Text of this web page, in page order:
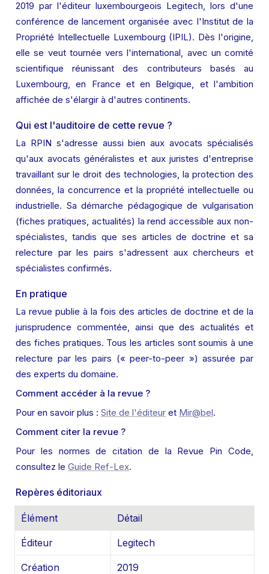
2019 par l'éditeur luxembourgeois Legitech, lors d'une
conférence de lancement organisée avec l'Institut de la
Propriété Intellectuelle Luxembourg (IPIL). Dès l'origine,
elle se veut tournée vers l'international, avec un comité
scientifique réunissant des contributeurs basés au
Luxembourg, en France et en Belgique, et l'ambition
affichée de s'élargir à d'autres continents.
Qui est l'auditoire de cette revue ?
La RPIN s'adresse aussi bien aux avocats spécialisés
qu'aux avocats généralistes et aux juristes d'entreprise
travaillant sur le droit des technologies, la protection des
données, la concurrence et la propriété intellectuelle ou
industrielle. Sa démarche pédagogique de vulgarisation
(fiches pratiques, actualités) la rend accessible aux non-
spécialistes, tandis que ses articles de doctrine et sa
relecture par les pairs s'adressent aux chercheurs et
spécialistes confirmés.
En pratique
La revue publie à la fois des articles de doctrine et de la
jurisprudence commentée, ainsi que des actualités et
des fiches pratiques. Tous les articles sont soumis à une
relecture par les pairs (« peer-to-peer ») assurée par
des experts du domaine.
Comment accéder à la revue ?
Pour en savoir plus : Site de l'éditeur et Mir@bel.
Comment citer la revue ?
Pour les normes de citation de la Revue Pin Code,
consultez le Guide Ref-Lex.
Repères éditoriaux
Élément Détail
Éditeur Legitech
Création 2019